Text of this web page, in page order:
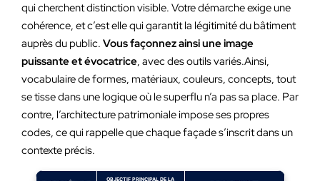
qui cherchent distinction visible. Votre démarche exige une
cohérence, et c’est elle qui garantit la légitimité du bâtiment
auprès du public. Vous façonnez ainsi une image
puissante et évocatrice, avec des outils variés.Ainsi,
vocabulaire de formes, matériaux, couleurs, concepts, tout
se tisse dans une logique où le superflu n’a pas sa place. Par
contre, l’architecture patrimoniale impose ses propres
codes, ce qui rappelle que chaque façade s’inscrit dans un
contexte précis.
OBJECTIF PRINCIPAL DE LA